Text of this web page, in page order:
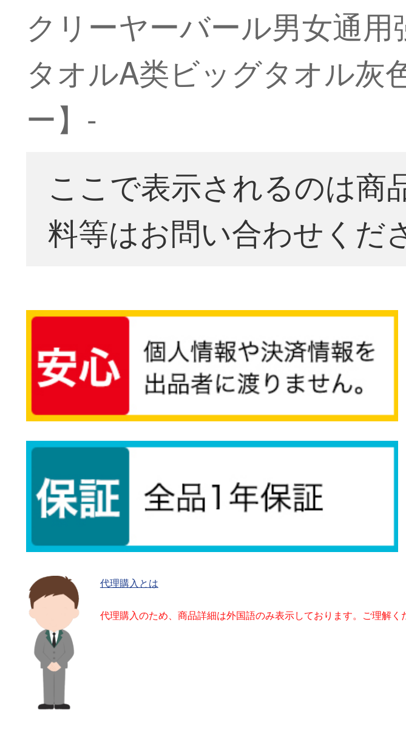
クリーヤーバール男女通
タオルA类ビッグタオル灰
ー】-
ここで表示されるのは商
料等はお問い合わせくだ
代理購入とは
代理購入のため、商品詳細は外国語のみ表示しております。ご理解く